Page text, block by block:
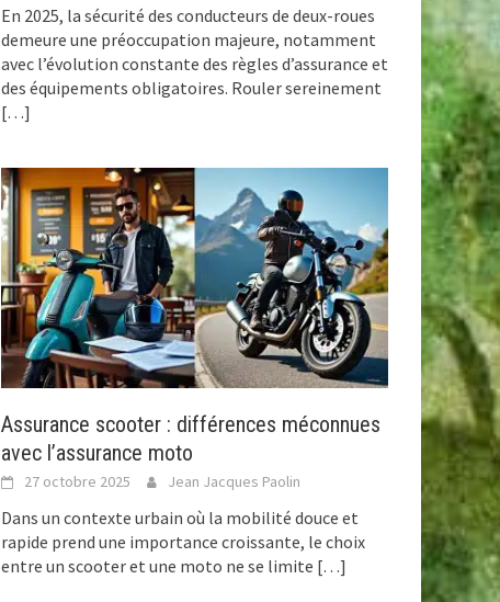
En 2025, la sécurité des conducteurs de deux-roues
demeure une préoccupation majeure, notamment
avec l’évolution constante des règles d’assurance et
des équipements obligatoires. Rouler sereinement
[…]
Assurance scooter : différences méconnues
avec l’assurance moto
27 octobre 2025 Jean Jacques Paolin
Dans un contexte urbain où la mobilité douce et
rapide prend une importance croissante, le choix
entre un scooter et une moto ne se limite […]